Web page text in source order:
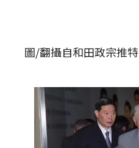
圖/翻攝自和田政宗推特